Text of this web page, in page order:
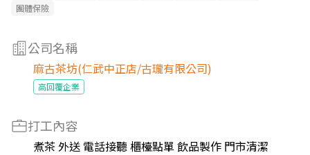
團體保險
公司名稱
麻古茶坊(仁武中正店/古瓏有限公司)
高回覆企業
打工內容
煮茶 外送 電話接聽 櫃檯點單 飲品製作 門市清潔